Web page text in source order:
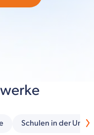
Schulen in der